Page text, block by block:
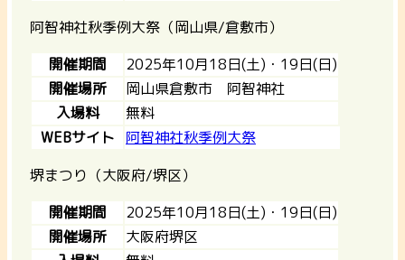
阿智神社秋季例大祭（岡山県/倉敷市）
開催期間
2025年10月18日(土)・19日(日)
開催場所
岡山県倉敷市 阿智神社
入場料
無料
WEBサイト
阿智神社秋季例大祭
堺まつり（大阪府/堺区）
開催期間
2025年10月18日(土)・19日(日)
開催場所
大阪府堺区